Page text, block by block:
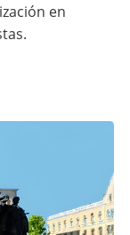
en